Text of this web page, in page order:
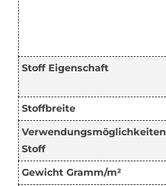
Stoff Eigenschaft
Stoffbreite
Verwendungsmöglichkeiten
Stoff
Gewicht Gramm/m²